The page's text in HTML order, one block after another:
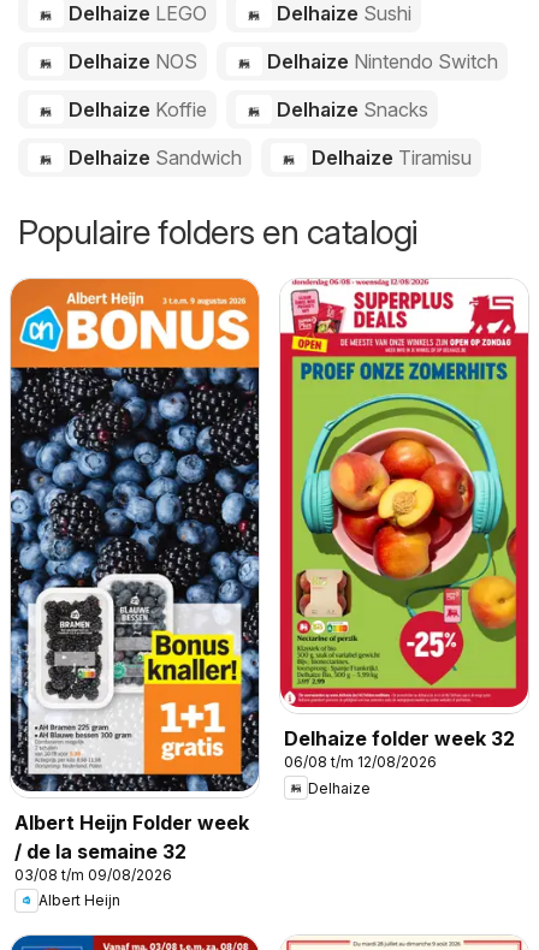
Delhaize LEGO Delhaize Sushi
Delhaize NOS Delhaize Nintendo Switch
Delhaize Koffie Delhaize Snacks
Delhaize Sandwich Delhaize Tiramisu
Populaire folders en catalogi
Albert Heijn Folder week
/ de la semaine 32
03/08 t/m 09/08/2026
Albert Heijn
Delhaize folder week 32
06/08 t/m 12/08/2026
Delhaize